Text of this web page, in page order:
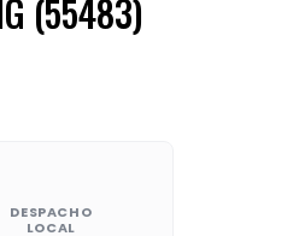
(55483)
DESPACHO
LOCAL